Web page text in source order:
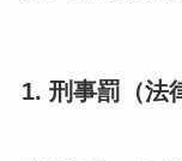
1. 刑事罰（法